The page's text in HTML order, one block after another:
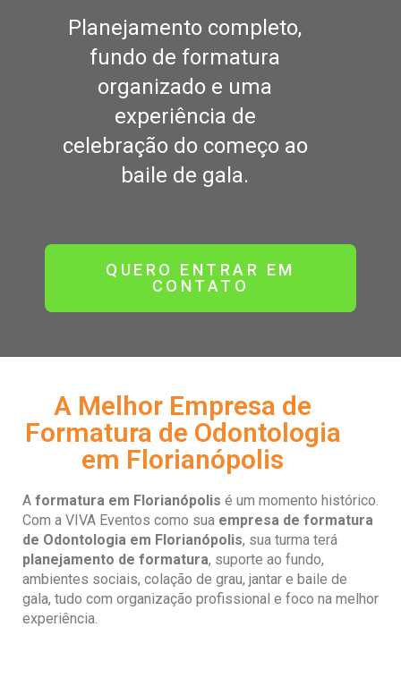
Planejamento completo,
fundo de formatura
organizado e uma
experiência de
celebração do começo ao
baile de gala.
QUERO ENTRAR EM
CONTATO
A Melhor Empresa de
Formatura de Odontologia
em Florianópolis
A formatura em Florianópolis é um momento histórico.
Com a VIVA Eventos como sua empresa de formatura
de Odontologia em Florianópolis, sua turma terá
planejamento de formatura, suporte ao fundo,
ambientes sociais, colação de grau, jantar e baile de
gala, tudo com organização profissional e foco na melhor
experiência.